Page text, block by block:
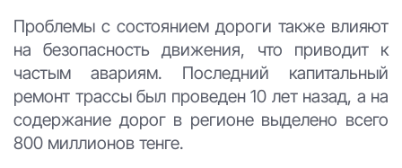
Проблемы с состоянием дороги также влияют
на безопасность движения, что приводит к
частым авариям. Последний капитальный
ремонт трассы был проведен 10 лет назад, а на
содержание дорог в регионе выделено всего
800 миллионов тенге.